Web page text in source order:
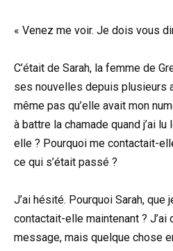
« Venez me voir. Je dois vous
C’était de Sarah, la femme de
ses nouvelles depuis plusieurs
même pas qu’elle avait mon
à battre la chamade quand j’ai
elle ? Pourquoi me contactait-
ce qui s’était passé ?
J’ai hésité. Pourquoi Sarah,
contactait-elle maintenant ? J’ai
message, mais quelque chose